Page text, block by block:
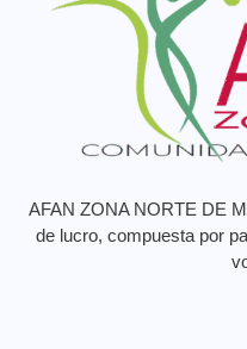
AFAN ZONA NORTE DE
de lucro, compuesta por